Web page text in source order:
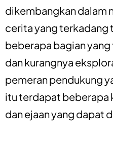
dikembangkan dalam
cerita yang terkadang
beberapa bagian
dan kurangnya
pemeran pendukung
itu terdapat beberapa
dan ejaan yang dapat